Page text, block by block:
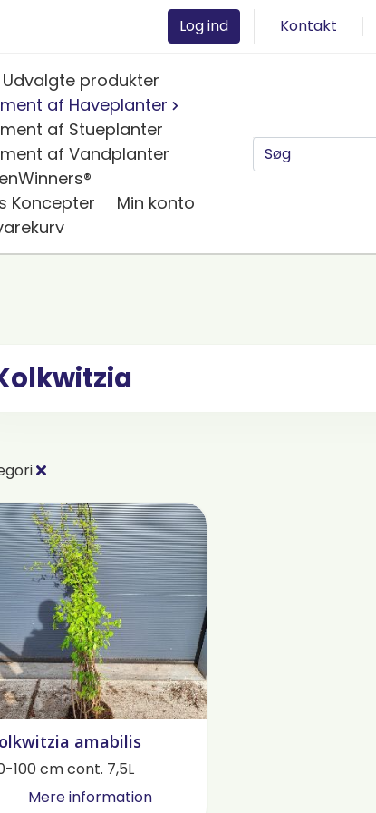
Log ind Kontakt
Udvalgte produkter
af Haveplanter
af Stueplanter
af Vandplanter
Koncepter
Min konto
amabilis
100 cm cont. 7,5L
Mere information